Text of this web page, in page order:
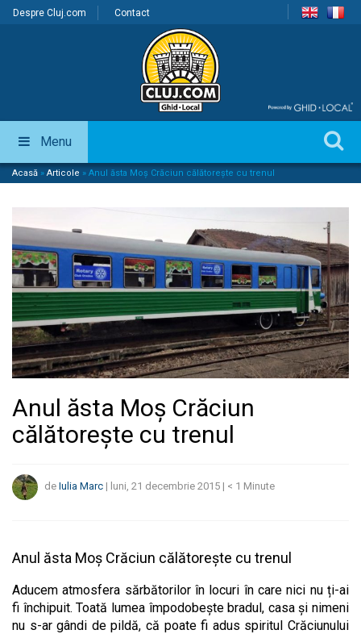
Despre Cluj.com Contact
Menu
Acasă » Articole » Anul ăsta Moș Crăciun călătorește cu trenul
Anul ăsta Moș Crăciun
călătorește cu trenul
de Iulia Marc | luni, 21 decembrie 2015 | < 1 Minute
Anul ăsta Moș Crăciun călătorește cu trenul
Aducem atmosfera sărbătorilor în locuri în care nici nu ți-ai
fi închipuit. Toată lumea împodobește bradul, casa și nimeni
nu s-ar gândi de pildă, că poate fi adus spiritul Crăciunului